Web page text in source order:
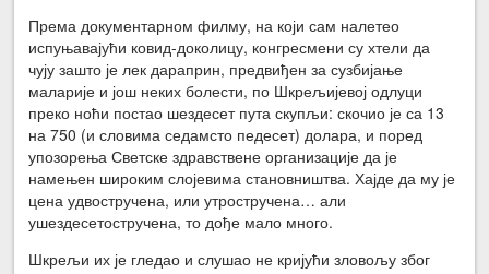
Према документарном филму, на који сам налетео
испуњавајући ковид-доколицу, конгресмени су хтели да
чују зашто је лек дараприн, предвиђен за сузбијање
маларије и још неких болести, по Шкрељијевој одлуци
преко ноћи постао шездесет пута скупљи: скочио је са 13
на 750 (и словима седамсто педесет) долара, и поред
упозорења Светске здравствене организације да је
намењен широким слојевима становништва. Хајде да му је
цена удвостручена, или утростручена… али
ушездесетостручена, то дође мало много.
Шкрељи их је гледао и слушао не кријући зловољу због